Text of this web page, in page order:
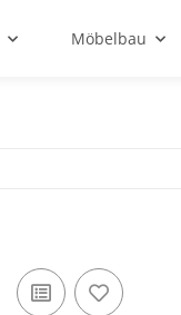
Möbelbau